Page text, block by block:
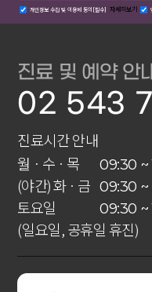
개인정보 수집 및 이용에 동의[필수] 자세히보기
진료 및 예약 안
02 543
진료시간 안내
월 · 수 · 목
09:30 ~
(야간) 화 · 금 09:30
토요일 09:30 ~
(일요일, 공휴일 휴진)